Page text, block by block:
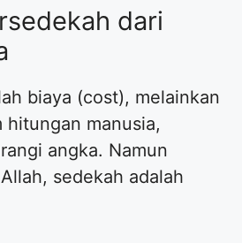
dari
biaya (cost), melainkan
hitungan manusia,
angka. Namun
sedekah adalah